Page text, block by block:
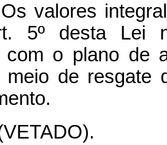
valores
5º desta Lei
com o plano de
meio de resgate